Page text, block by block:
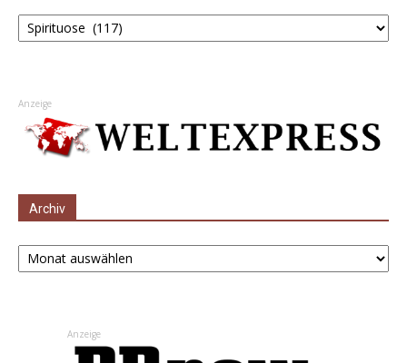
Kategorien
Anzeige
Archiv
Archiv
Anzeige